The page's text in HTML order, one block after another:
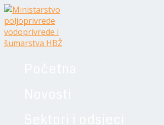
Skip
content
Navigacija
objava